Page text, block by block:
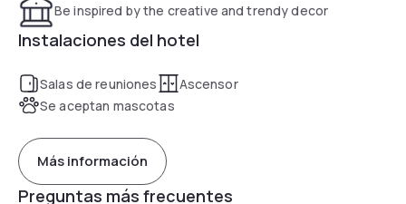
Be inspired by the creative and trendy decor
Instalaciones del hotel
Salas de reuniones
Ascensor
Se aceptan mascotas
Más información
Preguntas más frecuentes